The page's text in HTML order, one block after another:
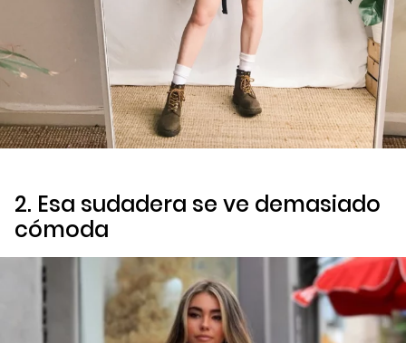
2. Esa sudadera se ve demasiado
cómoda